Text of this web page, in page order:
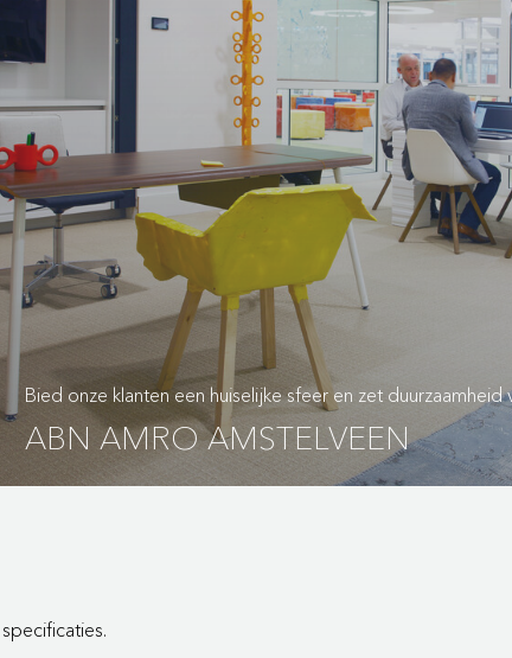
Bied onze klanten een huiselijke sfeer en zet
ABN AMRO AMSTELVEEN